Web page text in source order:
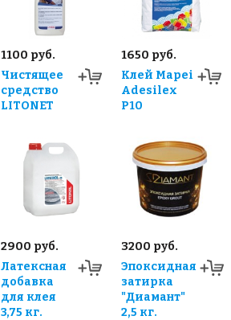
1100 руб.
Чистящее
средство
LITONET
1650 руб.
Клей Mapei
Adesilex
P10
2900 руб.
Латексная
добавка
для клея
3,75 кг.
3200 руб.
Эпоксидная
затирка
"Диамант"
2,5 кг.